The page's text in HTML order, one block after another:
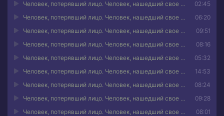
02:45
Человек, потерявший лицо. Человек, нашедший свое лицо 17
06:20
Человек, потерявший лицо. Человек, нашедший свое лицо 18
09:51
Человек, потерявший лицо. Человек, нашедший свое лицо 19
08:16
Человек, потерявший лицо. Человек, нашедший свое лицо 20
05:32
Человек, потерявший лицо. Человек, нашедший свое лицо 21
14:53
Человек, потерявший лицо. Человек, нашедший свое лицо 22
08:24
Человек, потерявший лицо. Человек, нашедший свое лицо 23
09:28
Человек, потерявший лицо. Человек, нашедший свое лицо 24
08:01
Человек, потерявший лицо. Человек, нашедший свое лицо 25